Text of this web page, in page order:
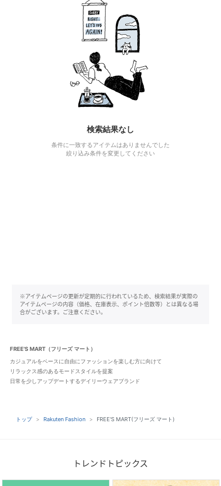
検索結果なし
条件に一致するアイテムはありませんでした
絞り込み条件を変更してください
※アイテムページの更新が定期的に行われているため、検索結果が実際の
アイテムページの内容（価格、在庫表示、ポイント倍数等）とは異なる場
合がございます。ご注意ください。
FREE'S MART（フリーズ マート）
カジュアルをベースに自由にファッションを楽しむ方に向けて
リラックス感のあるモードスタイルを提案
日常を少しアップデートするデイリーウェアブランド
トップ Rakuten Fashion FREE'S MART(フリーズ マート)
トレンドトピックス